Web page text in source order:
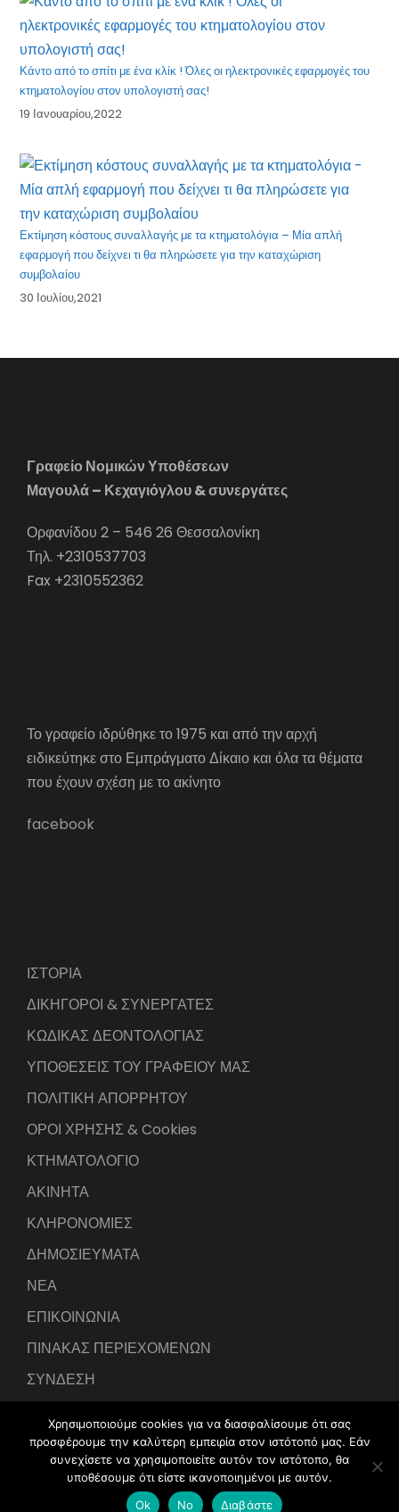
Κάντο από το σπίτι με ένα κλίκ ! Όλες οι ηλεκτρονικές εφαρμογές του
κτηματολογίου στον υπολογιστή σας!
19 Ιανουαρίου,2022
Εκτίμηση κόστους συναλλαγής με τα κτηματολόγια – Μία απλή
εφαρμογή που δείχνει τι θα πληρώσετε για την καταχώριση
συμβολαίου
30 Ιουλίου,2021
Γραφείο Νομικών Υποθέσεων
Μαγουλά – Κεχαγιόγλου & συνεργάτες
Ορφανίδου 2 – 546 26 Θεσσαλονίκη
Τηλ. +2310537703
Fax +2310552362
Το γραφείο ιδρύθηκε το 1975 και από την αρχή
ειδικεύτηκε στο Εμπράγματο Δίκαιο και όλα τα θέματα
που έχουν σχέση με το ακίνητο
facebook
ΙΣΤΟΡΙΑ
ΔΙΚΗΓΟΡΟΙ & ΣΥΝΕΡΓΑΤΕΣ
ΚΩΔΙΚΑΣ ΔΕΟΝΤΟΛΟΓΙΑΣ
ΥΠΟΘΕΣΕΙΣ ΤΟΥ ΓΡΑΦΕΙΟΥ ΜΑΣ
ΠΟΛΙΤΙΚΗ ΑΠΟΡΡΗΤΟΥ
ΟΡΟΙ ΧΡΗΣΗΣ & Cookies
ΚΤΗΜΑΤΟΛΟΓΙΟ
ΑΚΙΝΗΤΑ
ΚΛΗΡΟΝΟΜΙΕΣ
ΔΗΜΟΣΙΕΥΜΑΤΑ
ΝΕΑ
ΕΠΙΚΟΙΝΩΝΙΑ
ΠΙΝΑΚΑΣ ΠΕΡΙΕΧΟΜΕΝΩΝ
ΣΥΝΔΕΣΗ
Developed by IntraLink Web Services
Χρησιμοποιούμε cookies για να διασφαλίσουμε ότι σας
προσφέρουμε την καλύτερη εμπειρία στον ιστότοπό μας. Εάν
συνεχίσετε να χρησιμοποιείτε αυτόν τον ιστότοπο, θα
υποθέσουμε ότι είστε ικανοποιημένοι με αυτόν.
Ok
No Διαβάστε